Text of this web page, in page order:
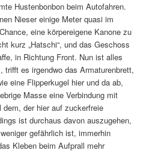
Hustenbonbon beim Autofahren.
Nieser einige Meter quasi im
eine körpereigene Kanone zu
kurz „Hatschi“, und das Geschoss
in Richtung Front. Nun ist alles
trifft es irgendwo das Armaturenbrett,
eine Flipperkugel hier und da ab,
Masse eine Verbindung mit
der hier auf zuckerfreie
ist durchaus davon auszugehen,
gefährlich ist, immerhin
Kleben beim Aufprall mehr